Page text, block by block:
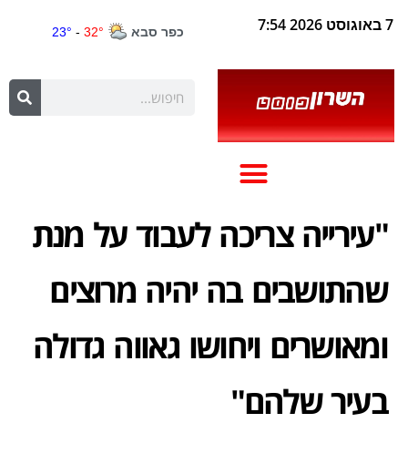
7 באוגוסט 2026 7:54
"עירייה צריכה לעבוד על מנת
שהתושבים בה יהיה מרוצים
ומאושרים ויחושו גאווה גדולה
בעיר שלהם"